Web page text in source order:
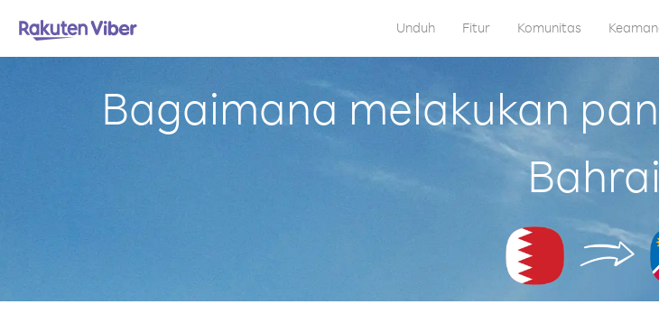
Unduh Fitur Komunitas
Bagaimana melakukan